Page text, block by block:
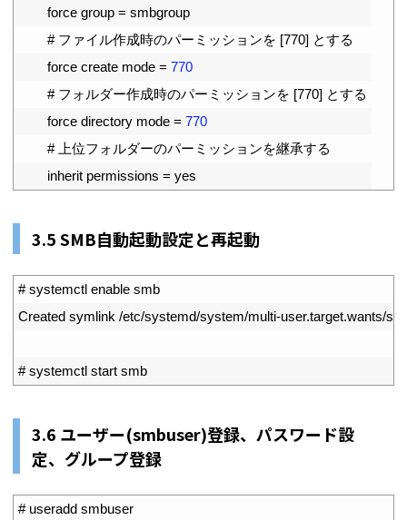
force group = smbgroup
# ファイル作成時のパーミッションを [770] とする
force create mode = 770
# フォルダー作成時のパーミッションを [770] とする
force directory mode = 770
# 上位フォルダーのパーミッションを継承する
inherit permissions = yes
3.5 SMB自動起動設定と再起動
# systemctl enable smb
Created symlink /etc/systemd/system/multi-user.target.wants/
# systemctl start smb
3.6 ユーザー(smbuser)登録、パスワード設
定、グループ登録
# useradd smbuser